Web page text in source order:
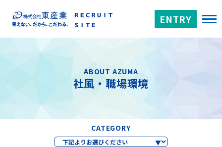
ENTRY
ABOUT AZUMA
社風・職場環境
CATEGORY